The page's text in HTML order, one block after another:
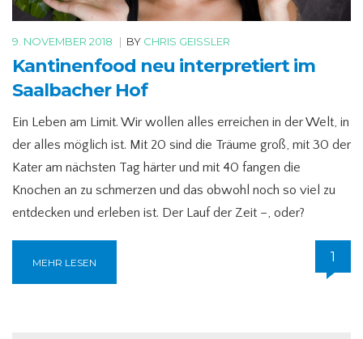
9. NOVEMBER 2018 | BY CHRIS GEISSLER
Kantinenfood neu interpretiert im
Saalbacher Hof
Ein Leben am Limit. Wir wollen alles erreichen in der Welt, in
der alles möglich ist. Mit 20 sind die Träume groß, mit 30 der
Kater am nächsten Tag härter und mit 40 fangen die
Knochen an zu schmerzen und das obwohl noch so viel zu
entdecken und erleben ist. Der Lauf der Zeit –, oder?
MEHR LESEN 1